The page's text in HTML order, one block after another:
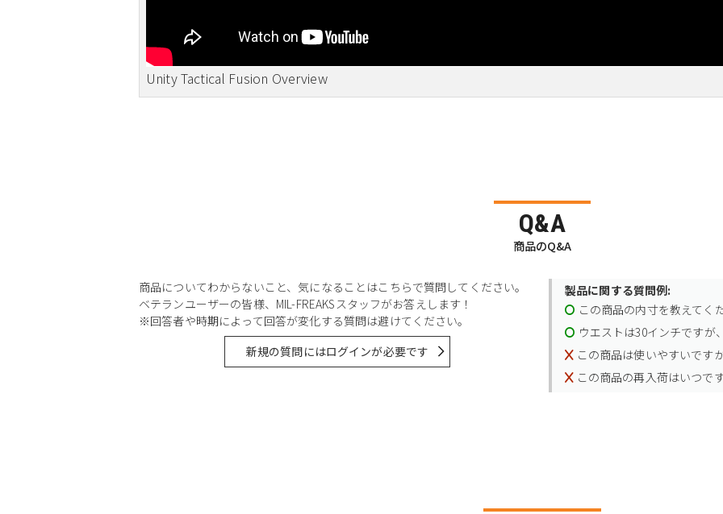
Unity Tactical Fusion Overview
Q&A
商品のQ&A
商品についてわからないこと、気になることはこちらで質問してください。
ベテランユーザーの皆様、MIL-FREAKSスタッフがお答えします！
※回答者や時期によって回答が変化する質問は避けてください。
新規の質問にはログインが必要です
製品に関する質問例:
この商品の内寸を教えてく
ウエストは30インチですが
この商品は使いやすいです
この商品の再入荷はいつで